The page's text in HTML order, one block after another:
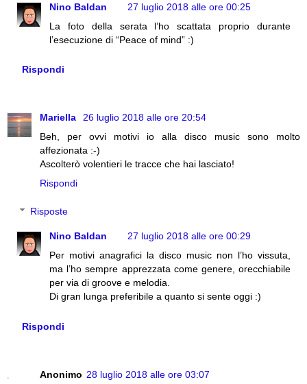
Nino Baldan
27 luglio 2018 alle ore 00:25
La foto della serata l’ho scattata proprio durante
l’esecuzione di “Peace of mind” :)
Rispondi
Mariella
26 luglio 2018 alle ore 20:54
Beh, per ovvi motivi io alla disco music sono molto
affezionata :-)
Ascolterò volentieri le tracce che hai lasciato!
Rispondi
Risposte
Nino Baldan
27 luglio 2018 alle ore 00:29
Per motivi anagrafici la disco music non l’ho vissuta,
ma l’ho sempre apprezzata come genere, orecchiabile
per via di groove e melodia.
Di gran lunga preferibile a quanto si sente oggi :)
Rispondi
Anonimo 28 luglio 2018 alle ore 03:07